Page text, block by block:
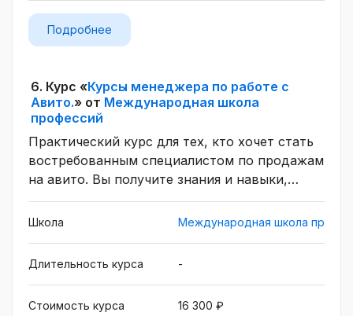
Подробнее
6. Курс «Курсы менеджера по работе с
Авито.» от Международная школа
профессий
Практический курс для тех, кто хочет стать
востребованным специалистом по продажам
на авито. Вы получите знания и навыки,
которые необходимы для того, чтобы стать
востребованным продавцом в любой сфере:
успешные сделки.
Школа Международная школа
Длительность курса -
Стоимость курса 16 300 ₽